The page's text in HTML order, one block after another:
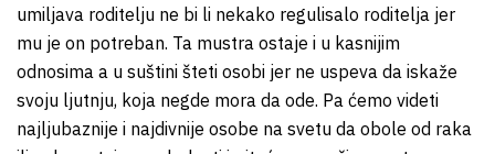
umiljava roditelju ne bi li nekako regulisalo roditelja jer
mu je on potreban. Ta mustra ostaje i u kasnijim
odnosima a u suštini šteti osobi jer ne uspeva da iskaže
svoju ljutnju, koja negde mora da ode. Pa ćemo videti
najljubaznije i najdivnije osobe na svetu da obole od raka